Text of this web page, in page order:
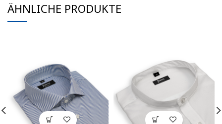
ÄHNLICHE PRODUKTE